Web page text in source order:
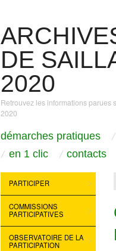
DE
2020
Retrouvez les informations parues
2020
démarches pratiques
en 1 clic
contacts
PARTICIPER
COMMISSIONS
PARTICIPATIVES
OBSERVATOIRE DE LA
PARTICIPATION